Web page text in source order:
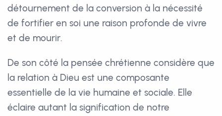
détournement de la conversion à la nécessité
de fortifier en soi une raison profonde de vivre
et de mourir.
De son côté la pensée chrétienne considère que
la relation à Dieu est une composante
essentielle de la vie humaine et sociale. Elle
éclaire autant la signification de notre